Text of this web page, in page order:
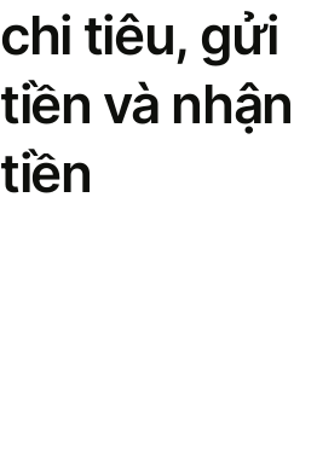
chi tiêu, gửi
tiền và nhận
tiền